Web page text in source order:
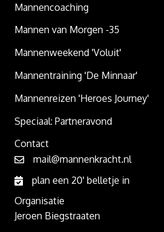
Mannencoaching
Mannen van Morgen -35
Mannenweekend 'Voluit'
Mannentraining 'De Minnaar'
Mannenreizen 'Heroes Journey'
Speciaal: Partneravond
Contact
mail@mannenkracht.nl
plan een 20' belletje in
Organisatie
Jeroen Biegstraaten